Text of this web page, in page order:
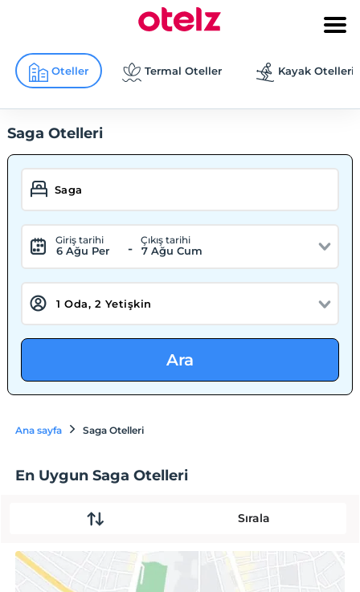
Oteller Termal Oteller Kayak Otelleri
Saga Otelleri
Giriş tarihi
6 Ağu Per -
Çıkış tarihi
7 Ağu Cum
Ara
Ana sayfa Saga Otelleri
En Uygun Saga Otelleri
Sırala